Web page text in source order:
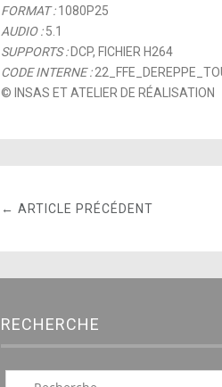
FORMAT :1080P25
AUDIO :5.1
SUPPORTS :DCP, FICHIER H264
CODE INTERNE :
© INSAS ET ATELIER DE RÉALISATION
← ARTICLE PRÉCÉDENT
RECHERCHE